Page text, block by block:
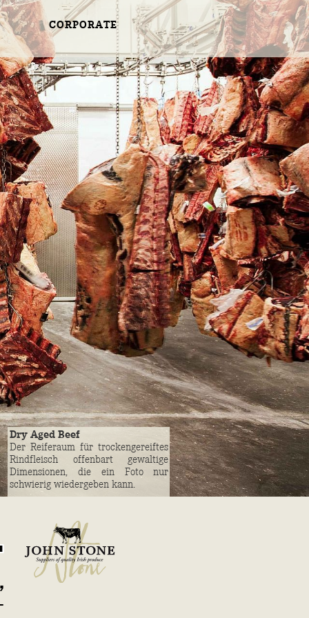
CORPORATE
Dry Aged Beef
Der Reiferaum für trockengereiftes
Rindfleisch offenbart gewaltige
Dimensionen, die ein Foto nur
schwierig wiedergeben kann.